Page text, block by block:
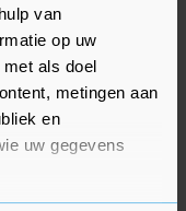
van
op uw
als doel
metingen aan
en
uw gegevens
grote oplossing
nog
omhoog